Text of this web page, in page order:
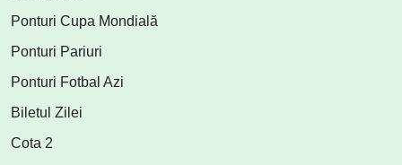
Ponturi Cupa Mondială
Ponturi Pariuri
Ponturi Fotbal Azi
Biletul Zilei
Cota 2